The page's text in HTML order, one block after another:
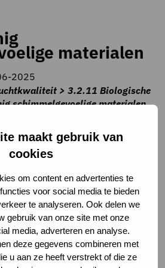
maakt gebruik van
cookies
om content en advertenties te
voor social media te bieden
te analyseren. Ook delen we
gebruik van onze site met onze
media, adverteren en analyse.
deze gegevens combineren met
u aan ze heeft verstrekt of die ze
materialen
2025
> 3.2.11 Biologische
schimmelgevoelige materialen
geen schimmelgevoelige
criteria
Spackspuitwerk,
hout.